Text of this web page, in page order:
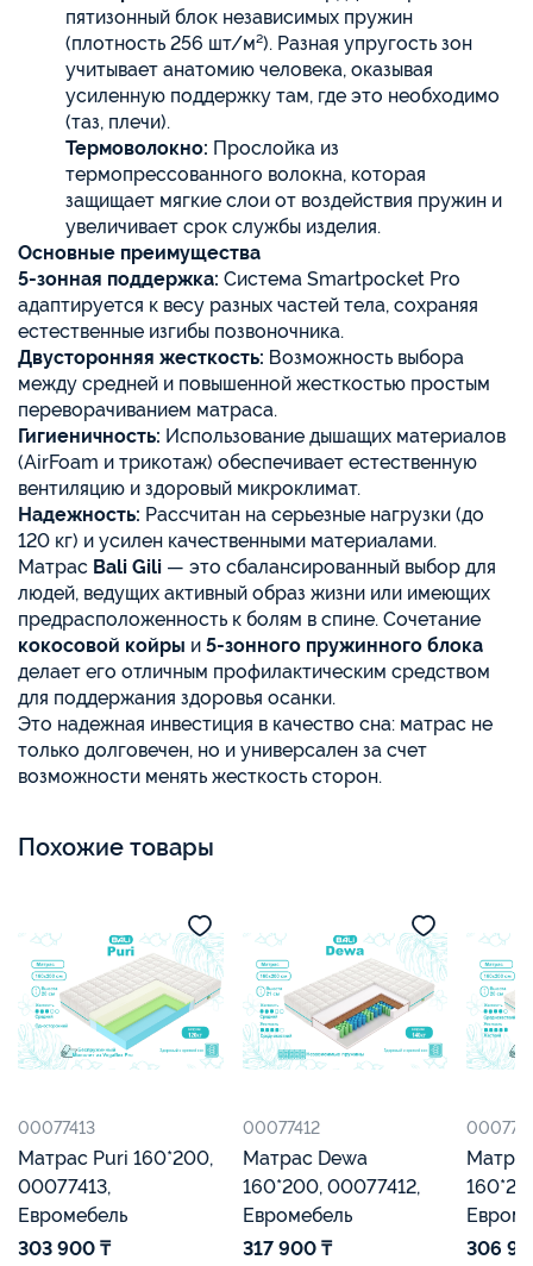
пятизонный блок независимых пружин
(плотность 256 шт/м²). Разная упругость зон
учитывает анатомию человека, оказывая
усиленную поддержку там, где это необходимо
(таз, плечи).
Термоволокно: Прослойка из
термопрессованного волокна, которая
защищает мягкие слои от воздействия пружин и
увеличивает срок службы изделия.
Основные преимущества
5-зонная поддержка: Система Smartpocket Pro
адаптируется к весу разных частей тела, сохраняя
естественные изгибы позвоночника.
Двусторонняя жесткость: Возможность выбора
между средней и повышенной жесткостью простым
переворачиванием матраса.
Гигиеничность: Использование дышащих материалов
(AirFoam и трикотаж) обеспечивает естественную
вентиляцию и здоровый микроклимат.
Надежность: Рассчитан на серьезные нагрузки (до
120 кг) и усилен качественными материалами.
Матрас Bali Gili — это сбалансированный выбор для
людей, ведущих активный образ жизни или имеющих
предрасположенность к болям в спине. Сочетание
кокосовой койры и 5-зонного пружинного блока
делает его отличным профилактическим средством
для поддержания здоровья осанки.
Это надежная инвестиция в качество сна: матрас не
только долговечен, но и универсален за счет
возможности менять жесткость сторон.
Похожие товары
00077413
Матрас Puri 160*200,
00077413,
Евромебель
303 900 ₸
00077412
Матрас Dewa
160*200, 00077412,
Евромебель
317 900 ₸
306